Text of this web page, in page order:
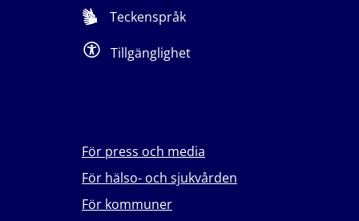
Teckenspråk
Tillgänglighet
För press och media
För hälso- och sjukvården
För kommuner